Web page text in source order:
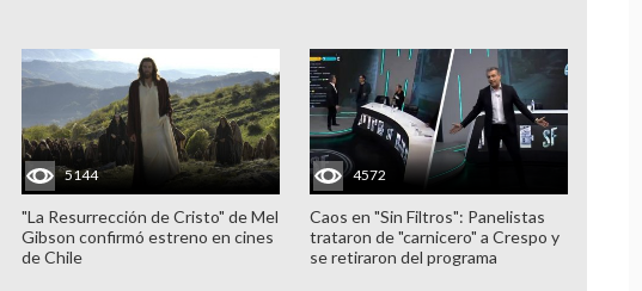
5144
"La Resurrección de Cristo" de Mel
Gibson confirmó estreno en cines
de Chile
4572
Caos en "Sin Filtros": Panelistas
trataron de "carnicero" a Crespo y
se retiraron del programa